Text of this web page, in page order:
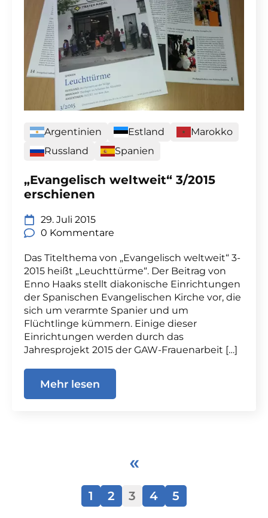
Argentinien Estland
Marokko
Russland
Spanien
„Evangelisch weltweit“ 3/2015
erschienen
29. Juli 2015
0 Kommentare
Das Titelthema von „Evangelisch weltweit“ 3-
2015 heißt „Leuchttürme“. Der Beitrag von
Enno Haaks stellt diakonische Einrichtungen
der Spanischen Evangelischen Kirche vor, die
sich um verarmte Spanier und um
Flüchtlinge kümmern. Einige dieser
Einrichtungen werden durch das
Jahresprojekt 2015 der GAW-Frauenarbeit […]
Mehr lesen
«
1 2 3 4 5